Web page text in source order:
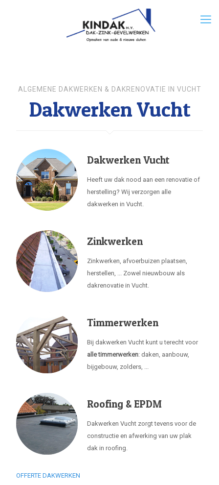
ALGEMENE DAKWERKEN & DAKRENOVATIE IN VUCHT
Dakwerken Vucht
Dakwerken Vucht
Heeft uw dak nood aan een renovatie of
herstelling? Wij verzorgen alle
dakwerken in Vucht.
Zinkwerken
Zinkwerken, afvoerbuizen plaatsen,
herstellen, ... Zowel nieuwbouw als
dakrenovatie in Vucht.
Timmerwerken
Bij dakwerken Vucht kunt u terecht voor
alle timmerwerken: daken, aanbouw,
bijgebouw, zolders, ...
Roofing & EPDM
Dakwerken Vucht zorgt tevens voor de
constructie en afwerking van uw plak
dak in roofing.
OFFERTE DAKWERKEN